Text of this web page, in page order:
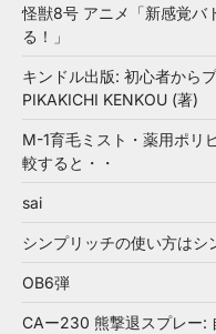
怪獣8号 アニメ「新感覚バ
る！」
キンドル出版: 初心者から
PIKAKICHI KENKOU (著)
M-1育毛ミスト・薬用ポリ
較すると・・
sai
シンプリッチの使い方はシ
OB6弾
CAー230 熊撃退スプレー: